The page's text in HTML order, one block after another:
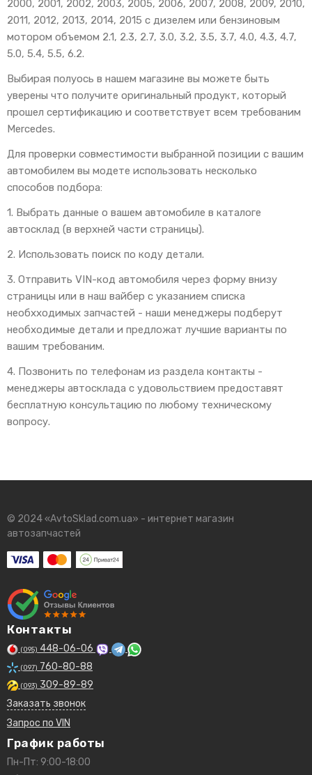
2000, 2001, 2002, 2003, 2005, 2006, 2007, 2008, 2009, 2010,
2011, 2012, 2013, 2014, 2015 с дизелем или бензиновым
мотором объемом 2.1, 2.3, 2.7, 3.0, 3.2, 3.5, 3.7, 4.0, 4.3, 4.7,
5.0, 5.4, 5.5, 6.2.
Выбирая полуось в нашем магазине вы можете быть
уверены что получите оригинальный продукт, который
прошел сертификацию и соответствует всем требованим
Mercedes.
Для проверки совместимости выбранной позиции с вашим
автомобилем вы модете использовать несколько
способов подбора:
1. Выбрать данные о вашем автомобиле в каталоге
автосклад (в верхней части страницы).
2. Использовать поиск по коду детали.
3. Отправить VIN-код автомобиля через форму внизу
страницы или в наш вайбер с указанием списка
необхходимых запчастей - наши менеджеры подберут
необходимые детали и предложат лучшие варианты по
вашим требованим.
4. Позвонить по телефонам из раздела контакты -
менеджеры автосклада с удовольствием предоставят
бесплатную консультацию по любому техническому
вопросу.
© 2024 «AvtoSklad.com.ua» - интернет магазин
автозапчастей
Контакты
(095) 448-06-06
(097) 760-80-88
(093) 309-89-89
Заказать звонок
Запрос по VIN
График работы
Пн-Пт: 9:00-18:00